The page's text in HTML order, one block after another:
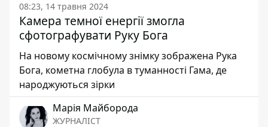
08:23, 14 травня 2024
Камера темної енергії змогла
сфотографувати Руку Бога
На новому космічному знімку зображена Рука
Бога, кометна глобула в туманності Гама, де
народжуються зірки
Марія Майборода
ЖУРНАЛІСТ